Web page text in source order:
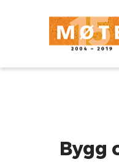
Bygg